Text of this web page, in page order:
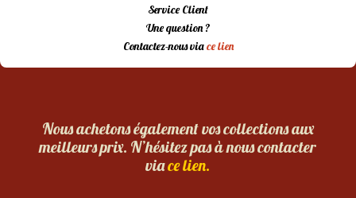
Service Client
Une question ?
Contactez-nous viace lien
Nous achetons également vos collections aux
meilleurs prix. N’hésitez pas à nous contacter
viace lien.